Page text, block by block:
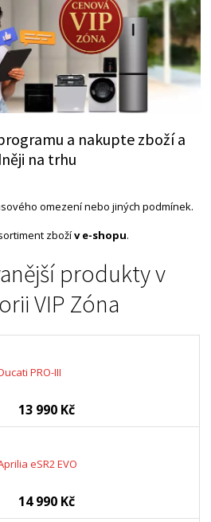
a nakupte zboží a
na trhu
omezení nebo jiných podmínek.
zbožív e-shopu.
produkty v
VIP Zóna
PRO-III
13 990 Kč
eSR2 EVO
14 990 Kč